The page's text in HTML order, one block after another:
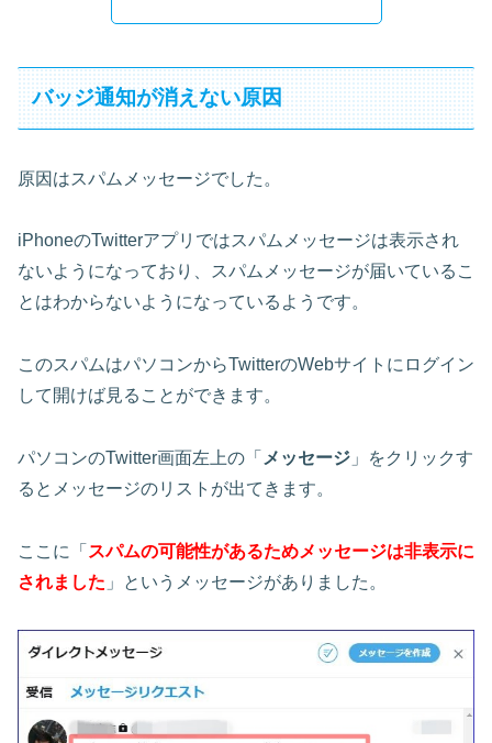
バッジ通知が消えない原因
原因はスパムメッセージでした。
iPhoneのTwitterアプリではスパムメッセージは表示され
ないようになっており、スパムメッセージが届いているこ
とはわからないようになっているようです。
このスパムはパソコンからTwitterのWebサイトにログイン
して開けば見ることができます。
パソコンのTwitter画面左上の「 メッセージ 」をクリックす
るとメッセージのリストが出てきます。
ここに「 スパムの可能性があるためメッセージは非表示に
されました 」というメッセージがありました。